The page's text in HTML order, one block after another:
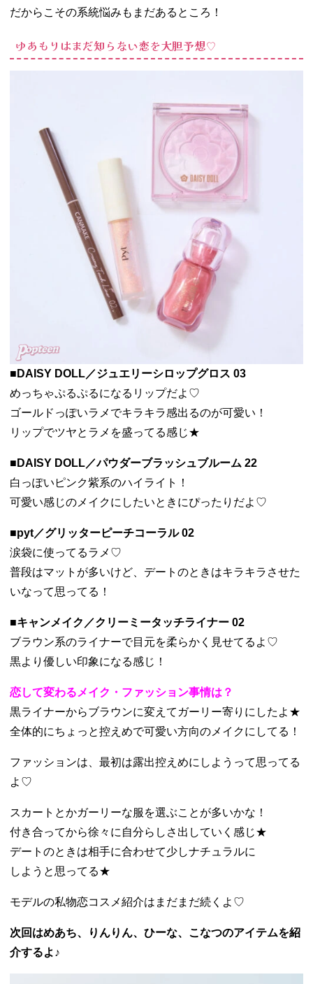
だからこその系統悩みもまだあるところ！
ゆあもりはまだ知らない恋を大胆予想♡
■DAISY DOLL／ジュエリーシロップグロス 03
めっちゃぷるぷるになるリップだよ♡
ゴールドっぽいラメでキラキラ感出るのが可愛い！
リップでツヤとラメを盛ってる感じ★
■DAISY DOLL／パウダーブラッシュブルーム 22
白っぽいピンク紫系のハイライト！
可愛い感じのメイクにしたいときにぴったりだよ♡
■pyt／グリッターピーチコーラル 02
涙袋に使ってるラメ♡
普段はマットが多いけど、デートのときはキラキラさせた
いなって思ってる！
■キャンメイク／クリーミータッチライナー 02
ブラウン系のライナーで目元を柔らかく見せてるよ♡
黒より優しい印象になる感じ！
恋して変わるメイク・ファッション事情は？
黒ライナーからブラウンに変えてガーリー寄りにしたよ★
全体的にちょっと控えめで可愛い方向のメイクにしてる！
ファッションは、最初は露出控えめにしようって思ってる
よ♡
スカートとかガーリーな服を選ぶことが多いかな！
付き合ってから徐々に自分らしさ出していく感じ★
デートのときは相手に合わせて少しナチュラルに
しようと思ってる★
モデルの私物恋コスメ紹介はまだまだ続くよ♡
次回はめあち、りんりん、ひーな、こなつのアイテムを紹
介するよ♪